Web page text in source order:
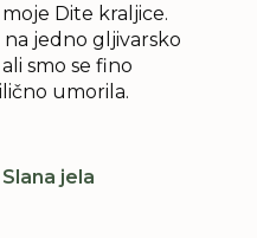
Dite kraljice.
jedno gljivarsko
smo se fino
umorila.
Slana jela